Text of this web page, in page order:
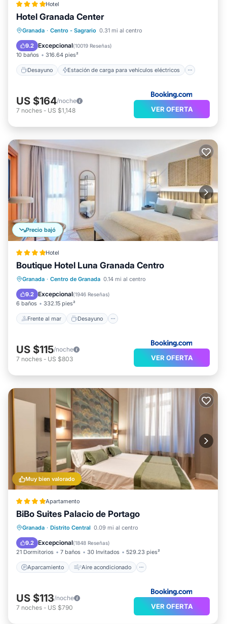
Hotel
Hotel Granada Center
Granada · Centro - Sagrario 0.31 mi al centro
9.2 Excepcional(10019 Reseñas)
10 baños 316.64 pies²
Desayuno Estación de carga para vehículos eléctricos
Desayuno
Estación de carga para vehículos eléctricos
Aparcamiento
Balcón/Terraza
US $164/noche
7 noches - US $1,148 VER OFERTA
Precio bajó
Hotel
Boutique Hotel Luna Granada Centro
Granada · Centro de Granada 0.14 mi al centro
9.2 Excepcional(1946 Reseñas)
6 baños 332.15 pies²
Frente al mar Desayuno
Frente al mar
Desayuno
Estación de carga para vehículos eléctricos
Aparcamiento
US $115/noche
7 noches - US $803 VER OFERTA
Muy bien valorado
Apartamento
BiBo Suites Palacio de Portago
Granada · Distrito Central 0.09 mi al centro
9.2 Excepcional(1848 Reseñas)
21 Dormitorios 7 baños 30 Invitados 529.23 pies²
Aparcamiento Aire acondicionado
Aparcamiento
Aire acondicionado
Internet
Apto para niños
US $113/noche
7 noches - US $790 VER OFERTA